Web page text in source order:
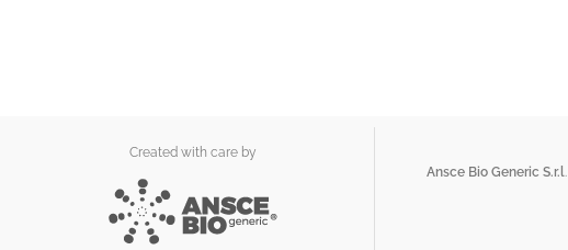
Created with care by
Ansce Bio Generic S.r.l